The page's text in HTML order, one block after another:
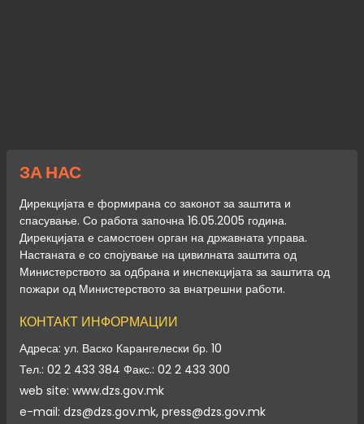
ЗА НАС
Дирекцијата е формирана со законот за заштита и
спасување. Со работа започна 16.05.2005 година.
Дирекцијата е самостоен орган на државната управа.
Настаната е со спојување на цивилната заштита од
Министерството за одбрана и инспекцијата за заштита од
пожари од Министерството за внатрешни работи.
КОНТАКТ ИНФОРМАЦИИ
Адреса: ул. Васко Карангелески бр. 10
Тел.: 02 2 433 384 Факс.: 02 2 433 300
web site: www.dzs.gov.mk
e-mail: dzs@dzs.gov.mk, press@dzs.gov.mk